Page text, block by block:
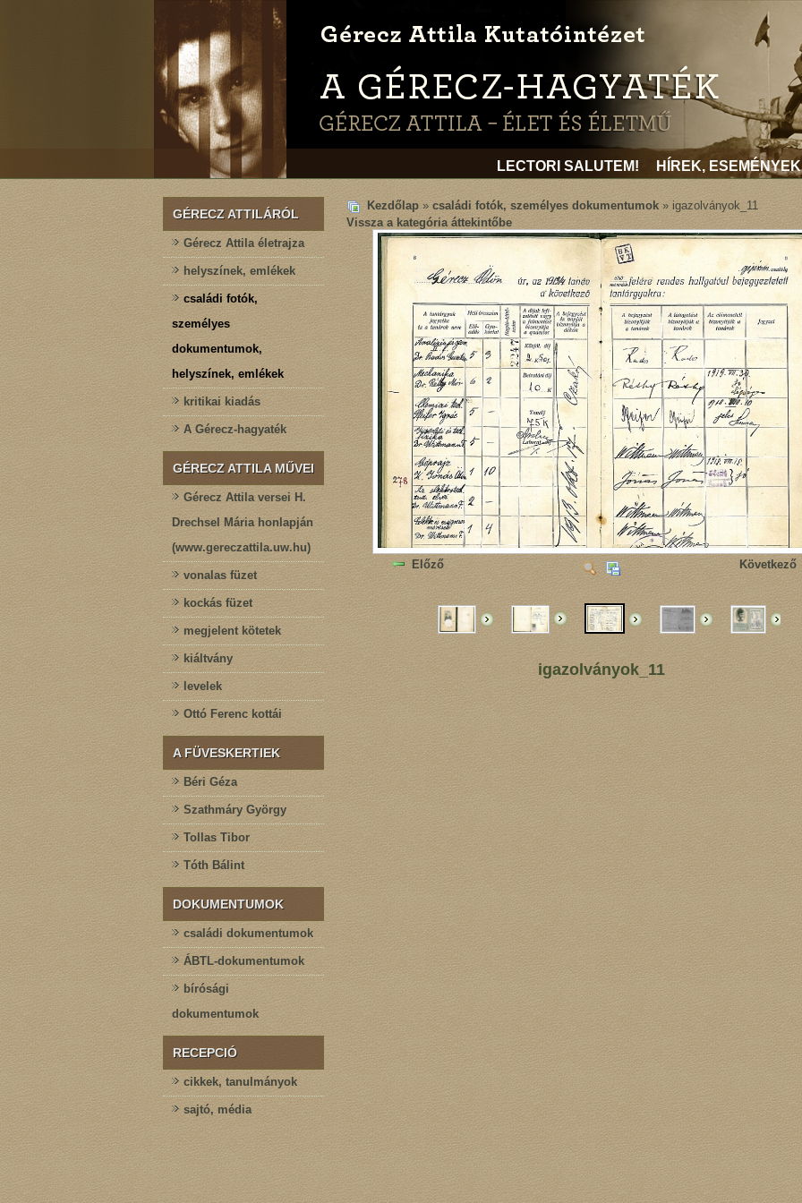
LECTORI SALUTEM! HÍREK, ESEMÉNYEK
GÉRECZ ATTILÁRÓL
Gérecz Attila életrajza
helyszínek, emlékek
családi fotók,
személyes
dokumentumok,
helyszínek, emlékek
kritikai kiadás
A Gérecz-hagyaték
GÉRECZ ATTILA MŰVEI
Gérecz Attila versei H.
Drechsel Mária honlapján
(www.gereczattila.uw.hu)
vonalas füzet
kockás füzet
megjelent kötetek
kiáltvány
levelek
Ottó Ferenc kottái
A FÜVESKERTIEK
Béri Géza
Szathmáry György
Tollas Tibor
Tóth Bálint
DOKUMENTUMOK
családi dokumentumok
ÁBTL-dokumentumok
bírósági
dokumentumok
RECEPCIÓ
cikkek, tanulmányok
sajtó, média
Kezdőlap »családi fotók, személyes dokumentumok » igazolványok_11
Vissza a kategória áttekintőbe
Előző Következő
igazolványok_11